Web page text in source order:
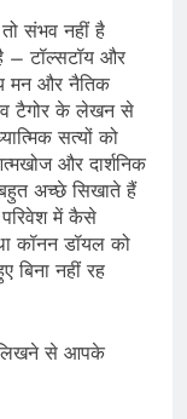
संभव नहीं है
है – टॉल्सटॉय और
मन और नैतिक
टैगोर के लेखन से
सत्यों को
और दार्शनिक
अच्छे सिखाते हैं
परिवेश में कैसे
कॉनन डॉयल को
नहीं रह
से आपके